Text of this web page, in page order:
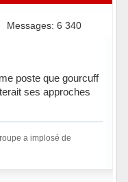
Messages: 6 340
poste que gourcuff
ses approches
a implosé de